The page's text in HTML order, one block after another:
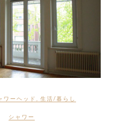
ワーヘッド 生活/暮らし
シャワー